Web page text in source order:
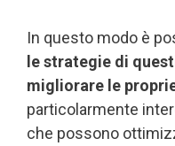
In questo modo è
le strategie di
migliorare le
particolarmente
che possono